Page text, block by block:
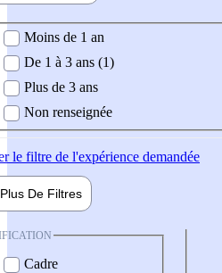
demandée
Moins de 1 an
De 1 à 3 ans (1)
Plus de 3 ans
Non renseignée
le filtre de l'expérience demandée
Plus De Filtres
Cadre